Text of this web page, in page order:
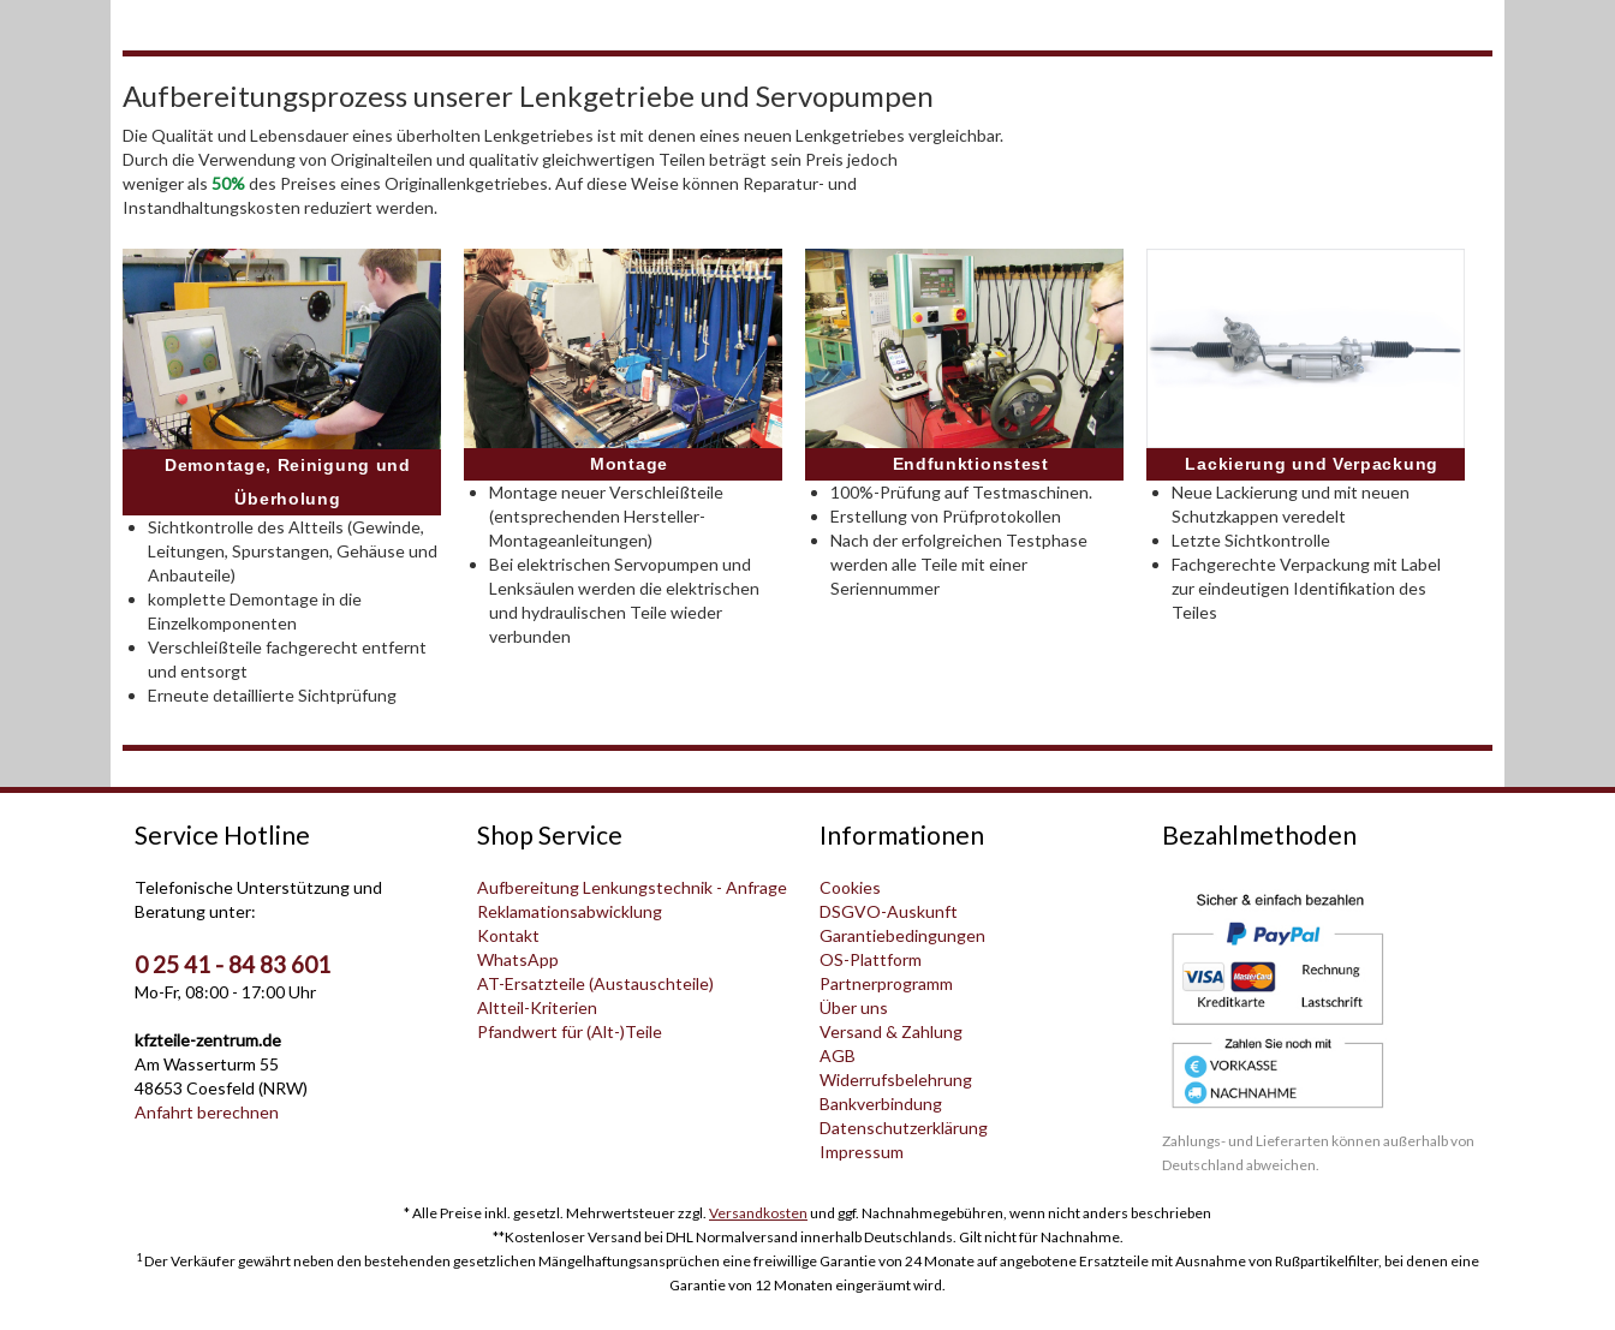
Aufbereitungsprozess unserer Lenkgetriebe und Servopumpen
Die Qualität und Lebensdauer eines überholten Lenkgetriebes ist mit denen eines neuen Lenkgetriebes vergleichbar.
Durch die Verwendung von Originalteilen und qualitativ gleichwertigen Teilen beträgt sein Preis jedoch
weniger als 50%des Preises eines Originallenkgetriebes. Auf diese Weise können Reparatur- und
Instandhaltungskosten reduziert werden.
Demontage, Reinigung und
Überholung
Sichtkontrolle des Altteils (Gewinde,
Leitungen, Spurstangen, Gehäuse und
Anbauteile)
komplette Demontage in die
Einzelkomponenten
Verschleißteile fachgerecht entfernt
und entsorgt
Erneute detaillierte Sichtprüfung
Montage
Montage neuer Verschleißteile
(entsprechenden Hersteller-
Montageanleitungen)
Bei elektrischen Servopumpen und
Lenksäulen werden die elektrischen
und hydraulischen Teile wieder
verbunden
Endfunktionstest
100%-Prüfung auf Testmaschinen.
Erstellung von Prüfprotokollen
Nach der erfolgreichen Testphase
werden alle Teile mit einer
Seriennummer
Lackierung und Verpackung
Neue Lackierung und mit neuen
Schutzkappen veredelt
Letzte Sichtkontrolle
Fachgerechte Verpackung mit Label
zur eindeutigen Identifikation des
Teiles
Service Hotline
Telefonische Unterstützung und
Beratung unter:
0 25 41 - 84 83 601
Mo-Fr, 08:00 - 17:00 Uhr
kfzteile-zentrum.de
Am Wasserturm 55
48653 Coesfeld (NRW)
Anfahrt berechnen
Shop Service
Aufbereitung Lenkungstechnik - Anfrage
Reklamationsabwicklung
Kontakt
WhatsApp
AT-Ersatzteile (Austauschteile)
Altteil-Kriterien
Pfandwert für (Alt-)Teile
Informationen
Cookies
DSGVO-Auskunft
Garantiebedingungen
OS-Plattform
Partnerprogramm
Über uns
Versand & Zahlung
AGB
Widerrufsbelehrung
Bankverbindung
Datenschutzerklärung
Impressum
Bezahlmethoden
Zahlungs- und Lieferarten können außerhalb von
Deutschland abweichen.
* Alle Preise inkl. gesetzl. Mehrwertsteuer zzgl. Versandkosten und ggf. Nachnahmegebühren, wenn nicht anders beschrieben
**Kostenloser Versand bei DHL Normalversand innerhalb Deutschlands. Gilt nicht für Nachnahme.
1Der Verkäufer gewährt neben den bestehenden gesetzlichen Mängelhaftungsansprüchen eine freiwillige Garantie von 24 Monate auf angebotene Ersatzteile mit Ausnahme von Rußpartikelfilter, bei denen eine
Garantie von 12 Monaten eingeräumt wird.